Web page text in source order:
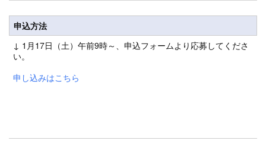
申込方法
↓ 1月17日（土）午前9時～、申込フォームより応募してくださ
い。
申し込みはこちら